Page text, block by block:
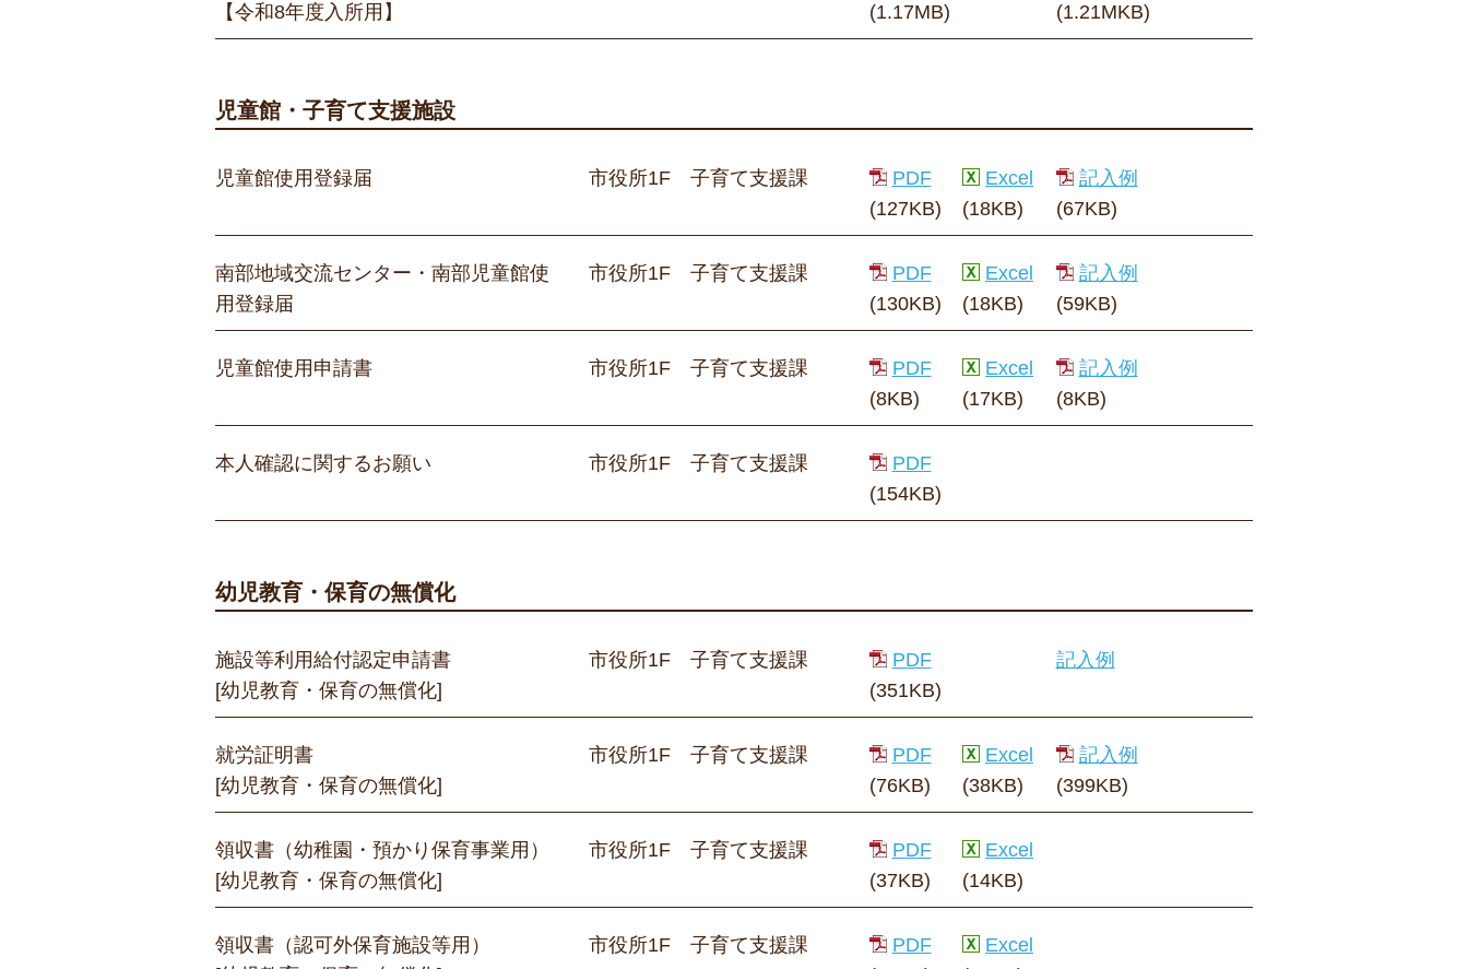
【令和8年度入所用】
(1.17MB)
(1.21MKB)
児童館・子育て支援施設
児童館使用登録届 市役所1F 子育て支援課
PDF
(127KB)
Excel
(18KB)
記入例
(67KB)
南部地域交流センター・南部児童館使
用登録届
市役所1F 子育て支援課
PDF
(130KB)
Excel
(18KB)
記入例
(59KB)
児童館使用申請書 市役所1F 子育て支援課
PDF
(8KB)
Excel
(17KB)
記入例
(8KB)
本人確認に関するお願い 市役所1F 子育て支援課
PDF
(154KB)
幼児教育・保育の無償化
施設等利用給付認定申請書
[幼児教育・保育の無償化]
市役所1F 子育て支援課
PDF
(351KB)
記入例
就労証明書
[幼児教育・保育の無償化]
市役所1F 子育て支援課
PDF
(76KB)
Excel
(38KB)
記入例
(399KB)
領収書（幼稚園・預かり保育事業用）
[幼児教育・保育の無償化]
市役所1F 子育て支援課
PDF
(37KB)
Excel
(14KB)
領収書（認可外保育施設等用）
市役所1F 子育て支援課
PDF
Excel